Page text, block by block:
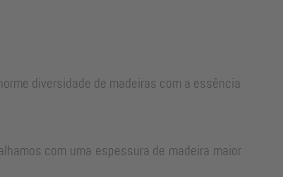
diversidade de madeiras com a essência
com uma espessura de madeira maior